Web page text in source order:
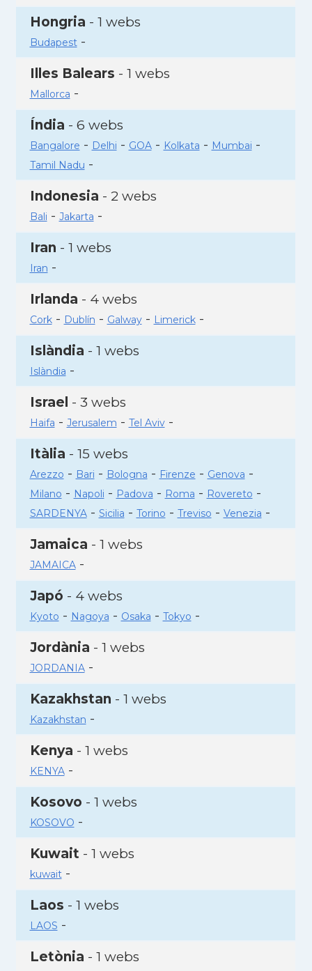
Hongria - 1 webs
Budapest-
Illes Balears - 1 webs
Mallorca -
Índia - 6 webs
Bangalore - Delhi - GOA- Kolkata - Mumbai -
Tamil Nadu -
Indonesia - 2 webs
Bali - Jakarta -
Iran - 1 webs
Iran -
Irlanda - 4 webs
Cork- Dublín - Galway- Limerick-
Islàndia - 1 webs
Islàndia -
Israel - 3 webs
Haifa - Jerusalem - Tel Aviv-
Itàlia - 15 webs
Arezzo - Bari - Bologna - Firenze - Genova -
Milano - Napoli - Padova - Roma - Rovereto -
SARDENYA- Sicilia - Torino - Treviso - Venezia -
Jamaica - 1 webs
JAMAICA-
Japó - 4 webs
Kyoto - Nagoya - Osaka - Tokyo -
Jordània - 1 webs
JORDANIA-
Kazakhstan - 1 webs
Kazakhstan -
Kenya - 1 webs
KENYA-
Kosovo - 1 webs
KOSOVO -
Kuwait - 1 webs
kuwait-
Laos - 1 webs
LAOS -
Letònia - 1 webs